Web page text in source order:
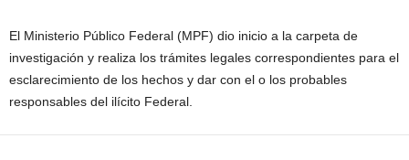
El Ministerio Público Federal (MPF) dio inicio a la carpeta de
investigación y realiza los trámites legales correspondientes para el
esclarecimiento de los hechos y dar con el o los probables
responsables del ilícito Federal.